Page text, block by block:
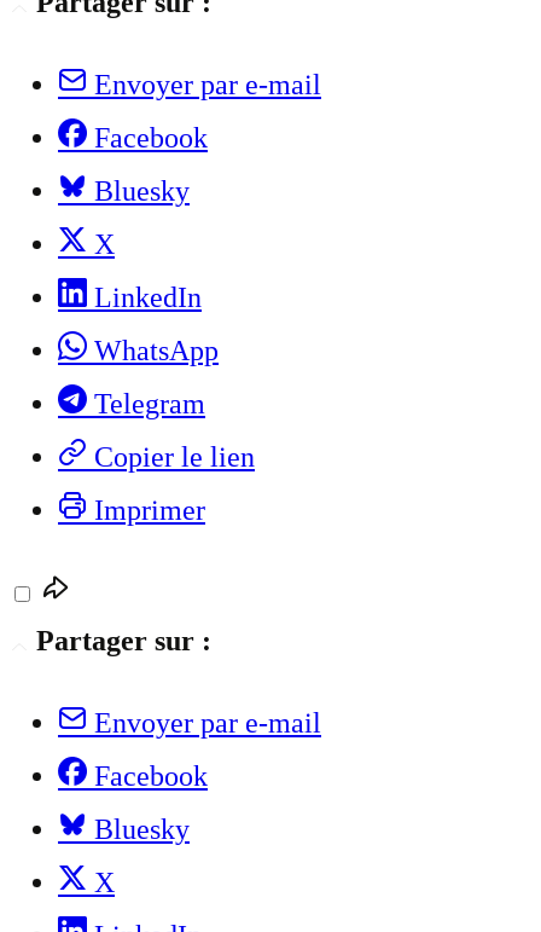
Envoyer par e-mail
Facebook
Bluesky
X
LinkedIn
WhatsApp
Telegram
Copier le lien
Imprimer
Partager sur :
Envoyer par e-mail
Facebook
Bluesky
X